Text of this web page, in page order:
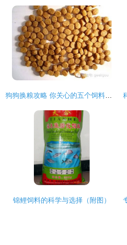
锦鲤饲料的科学与选择（附图）